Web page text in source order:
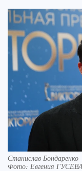
Станислав Бондаренко
Фото: Евгения